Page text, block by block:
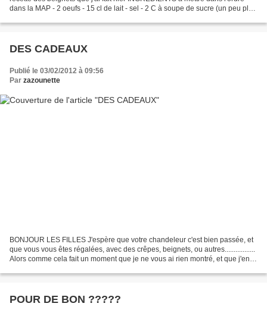
dans la MAP - 2 oeufs - 15 cl de lait - sel - 2 C à soupe de sucre (un peu plus
DES CADEAUX
Publié le 03/02/2012 à 09:56
Par zazounette
BONJOUR LES FILLES J'espère que votre chandeleur c'est bien passée, et
que vous vous êtes régalées, avec des crêpes, beignets, ou autres.................
Alors comme cela fait un moment que je ne vous ai rien montré, et que j'en ai
POUR DE BON ?????